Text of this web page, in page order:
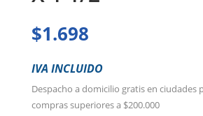
$1.698
IVA INCLUIDO
Despacho a domicilio gratis en ciudades
compras superiores a $200.000